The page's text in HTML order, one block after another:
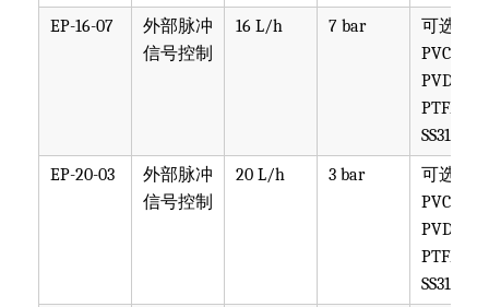
EP-16-07
外部脉冲
信号控制
16 L/h 7 bar
可选
PVC,
PVDF,
PTFE,
SS316
EP-20-03
外部脉冲
信号控制
20 L/h 3 bar
可选
PVC,
PVDF,
PTFE,
SS316